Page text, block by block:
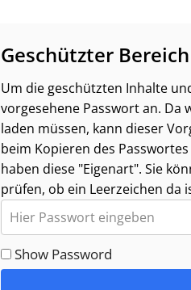
Geschützter Bereich
Um die geschützten Inhalte
vorgesehene Passwort an. Da
laden müssen, kann dieser
beim Kopieren des
haben diese "Eigenart". Sie
prüfen, ob ein Leerzeichen da
Show Password